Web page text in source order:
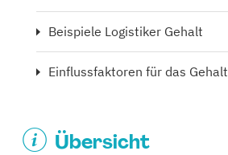
Beispiele Logistiker Gehalt
Einflussfaktoren für das Gehalt
Übersicht